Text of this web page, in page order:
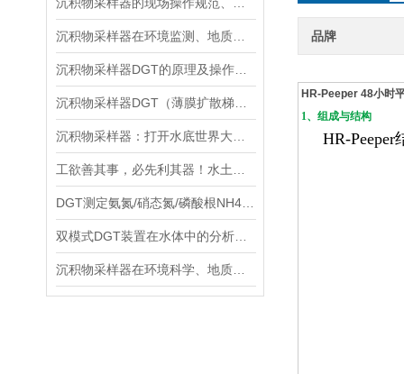
品牌
HR-Peeper 48小时
1、组成与结构
HR-Peeper